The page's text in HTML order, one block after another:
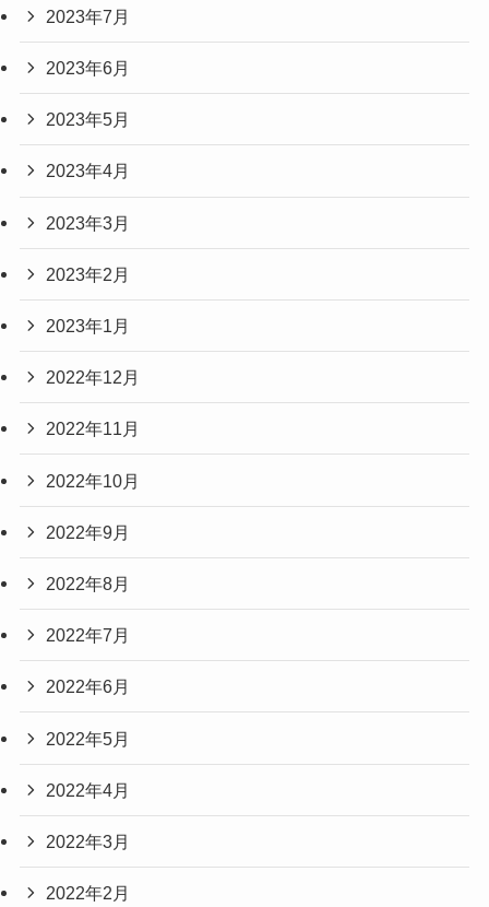
2023年7月
2023年6月
2023年5月
2023年4月
2023年3月
2023年2月
2023年1月
2022年12月
2022年11月
2022年10月
2022年9月
2022年8月
2022年7月
2022年6月
2022年5月
2022年4月
2022年3月
2022年2月